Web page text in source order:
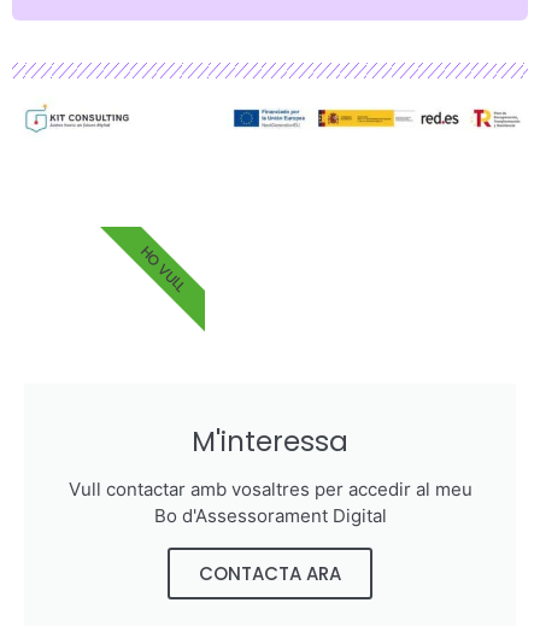
M'interessa
Vull contactar amb vosaltres per accedir al meu
Bo d'Assessorament Digital
CONTACTA ARA
HO VULL